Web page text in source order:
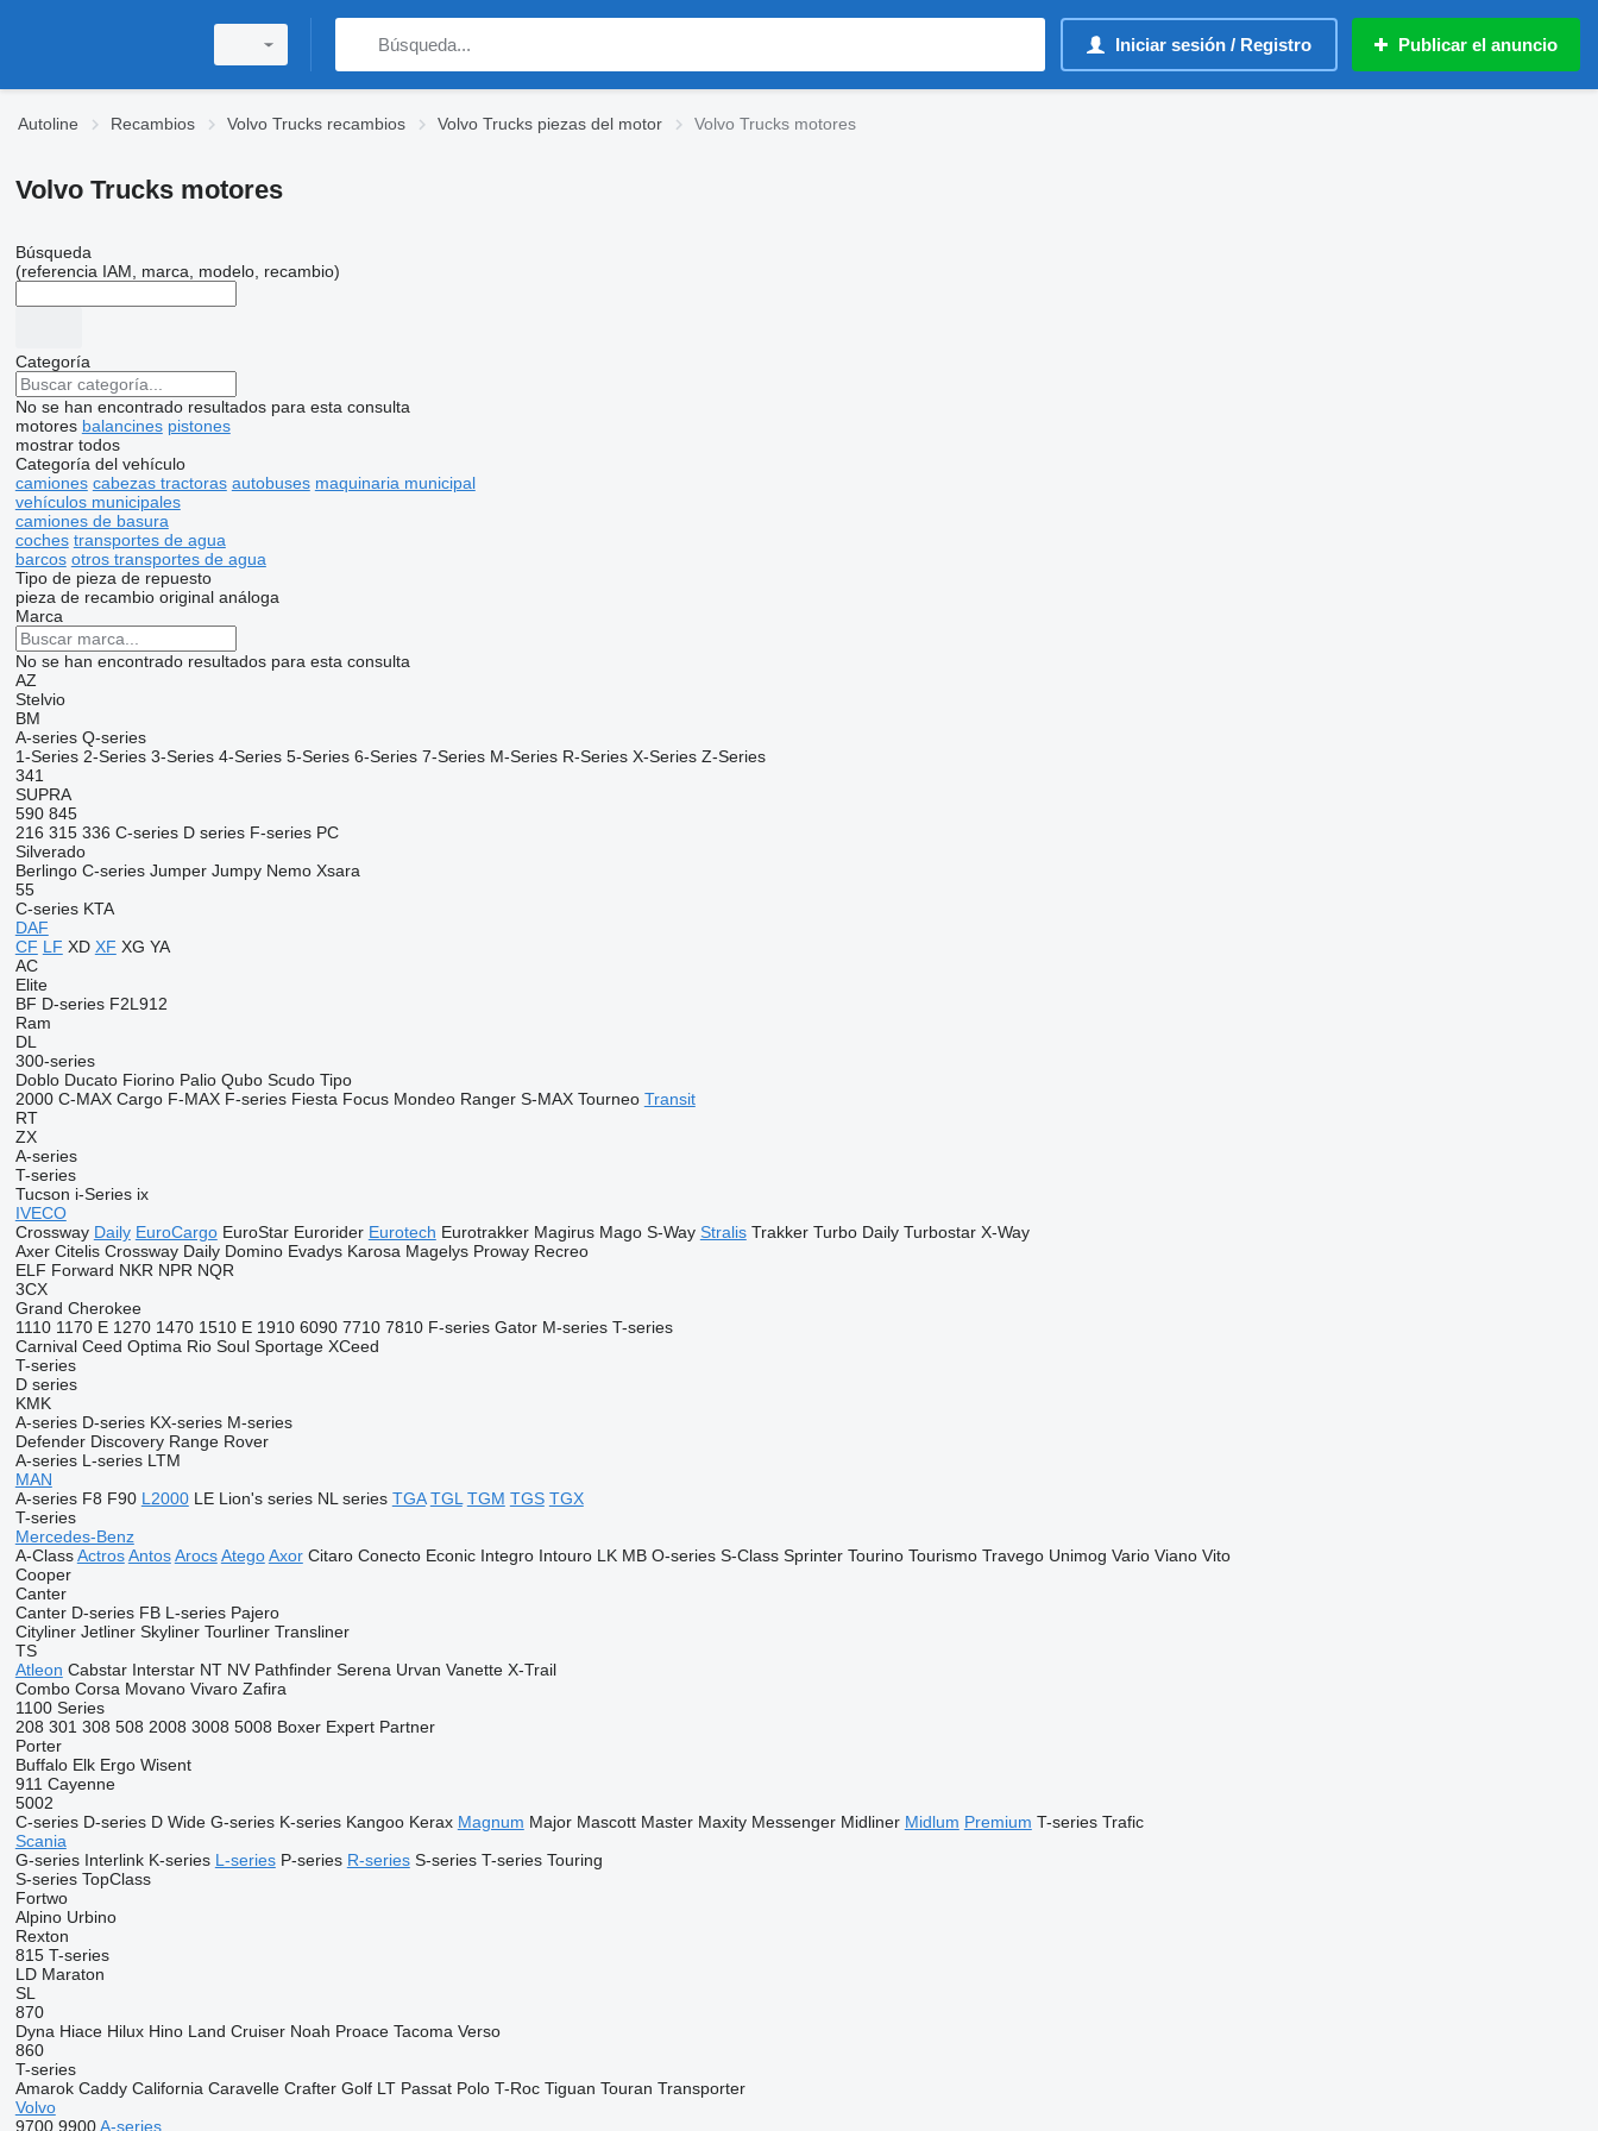
Iniciar sesión / Registro Publicar el anuncio
Autoline Recambios Volvo Trucks recambios Volvo Trucks piezas del motor Volvo Trucks motores
Volvo Trucks motores
Búsqueda
(referencia IAM, marca, modelo, recambio)
Categoría
No se han encontrado resultados para esta consulta
motores balancines pistones
mostrar todos
Categoría del vehículo
camiones cabezas tractoras autobuses maquinaria municipal
vehículos municipales
camiones de basura
coches transportes de agua
barcos otros transportes de agua
Tipo de pieza de repuesto
pieza de recambio original análoga
Marca
No se han encontrado resultados para esta consulta
AZ
Stelvio
BM
A-series Q-series
1-Series 2-Series 3-Series 4-Series 5-Series 6-Series 7-Series M-Series R-Series X-Series Z-Series
341
SUPRA
590 845
216 315 336 C-series D series F-series PC
Silverado
Berlingo C-series Jumper Jumpy Nemo Xsara
55
C-series KTA
DAF
CF LF XD XF XG YA
AC
Elite
BF D-series F2L912
Ram
DL
300-series
Doblo Ducato Fiorino Palio Qubo Scudo Tipo
2000 C-MAX Cargo F-MAX F-series Fiesta Focus Mondeo Ranger S-MAX Tourneo Transit
RT
ZX
A-series
T-series
Tucson i-Series ix
IVECO
Crossway Daily EuroCargo EuroStar Eurorider Eurotech Eurotrakker Magirus Mago S-Way Stralis Trakker Turbo Daily Turbostar X-Way
Axer Citelis Crossway Daily Domino Evadys Karosa Magelys Proway Recreo
ELF Forward NKR NPR NQR
3CX
Grand Cherokee
1110 1170 E 1270 1470 1510 E 1910 6090 7710 7810 F-series Gator M-series T-series
Carnival Ceed Optima Rio Soul Sportage XCeed
T-series
D series
KMK
A-series D-series KX-series M-series
Defender Discovery Range Rover
A-series L-series LTM
MAN
A-series F8 F90 L2000 LE Lion's series NL series TGA TGL TGM TGS TGX
T-series
Mercedes-Benz
A-Class Actros Antos Arocs Atego Axor Citaro Conecto Econic Integro Intouro LK MB O-series S-Class Sprinter Tourino Tourismo Travego Unimog Vario Viano Vito
Cooper
Canter
Canter D-series FB L-series Pajero
Cityliner Jetliner Skyliner Tourliner Transliner
TS
Atleon Cabstar Interstar NT NV Pathfinder Serena Urvan Vanette X-Trail
Combo Corsa Movano Vivaro Zafira
1100 Series
208 301 308 508 2008 3008 5008 Boxer Expert Partner
Porter
Buffalo Elk Ergo Wisent
911 Cayenne
5002
C-series D-series D Wide G-series K-series Kangoo Kerax Magnum Major Mascott Master Maxity Messenger Midliner Midlum Premium T-series Trafic
Scania
G-series Interlink K-series L-series P-series R-series S-series T-series Touring
S-series TopClass
Fortwo
Alpino Urbino
Rexton
815 T-series
LD Maraton
SL
870
Dyna Hiace Hilux Hino Land Cruiser Noah Proace Tacoma Verso
860
T-series
Amarok Caddy California Caravelle Crafter Golf LT Passat Polo T-Roc Tiguan Touran Transporter
Volvo
9700 9900 A-series